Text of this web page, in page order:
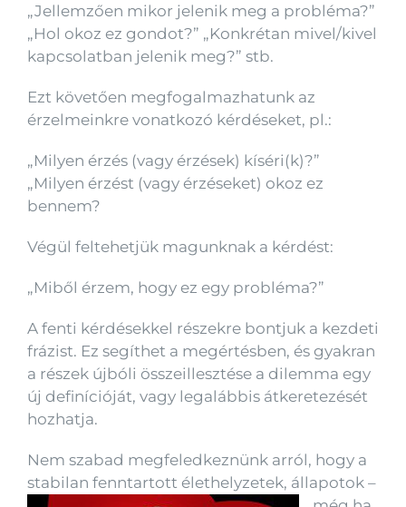
„Jellemzően mikor jelenik meg a probléma?”
„Hol okoz ez gondot?” „Konkrétan mivel/kivel
kapcsolatban jelenik meg?” stb.
Ezt követően megfogalmazhatunk az
érzelmeinkre vonatkozó kérdéseket, pl.:
„Milyen érzés (vagy érzések) kíséri(k)?”
„Milyen érzést (vagy érzéseket) okoz ez
bennem?
Végül feltehetjük magunknak a kérdést:
„Miből érzem, hogy ez egy probléma?”
A fenti kérdésekkel részekre bontjuk a kezdeti
frázist. Ez segíthet a megértésben, és gyakran
a részek újbóli összeillesztése a dilemma egy
új definícióját, vagy legalábbis átkeretezését
hozhatja.
Nem szabad megfeledkeznünk arról, hogy a
stabilan fenntartott élethelyzetek, állapotok –